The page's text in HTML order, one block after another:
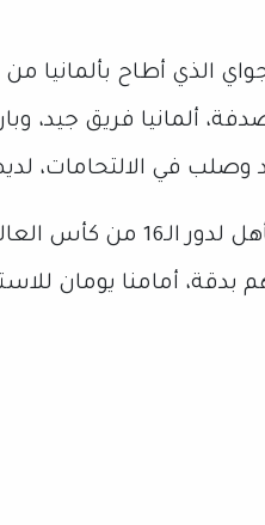
الذي أطاح بألمانيا من
ألمانيا فريق جيد،
وصلب في الالتحامات،
وشدد: "لا يُمكن التأهل
بدقة، أمامنا يومان